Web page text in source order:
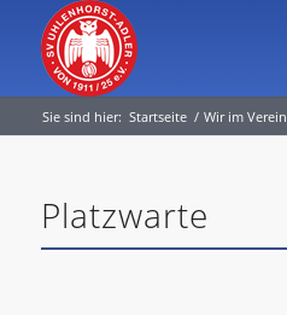
Sie sind hier: Startseite / Wir im Verein
Platzwarte